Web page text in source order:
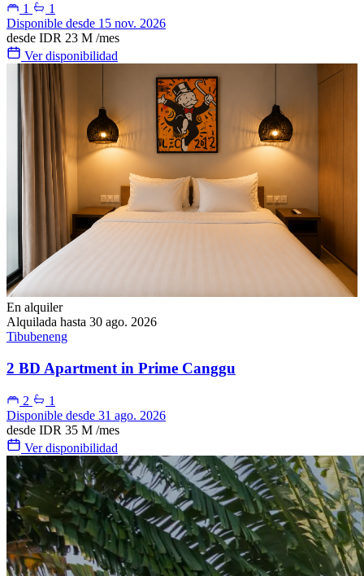
1
1
Disponible desde 15 nov. 2026
desde IDR 23 M /mes
Ver disponibilidad
En alquiler
Alquilada hasta 30 ago. 2026
Tibubeneng
2 BD Apartment in Prime Canggu
2
1
Disponible desde 31 ago. 2026
desde IDR 35 M /mes
Ver disponibilidad